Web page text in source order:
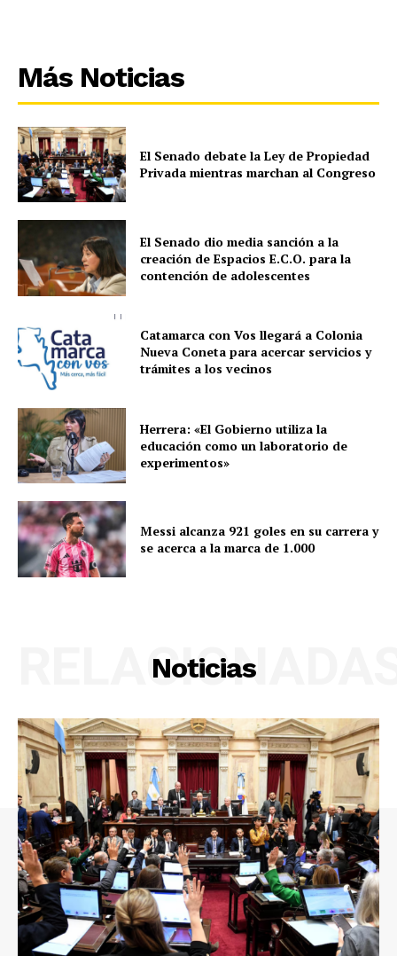
Más Noticias
El Senado debate la Ley de Propiedad
Privada mientras marchan al Congreso
El Senado dio media sanción a la
creación de Espacios E.C.O. para la
contención de adolescentes
Catamarca con Vos llegará a Colonia
Nueva Coneta para acercar servicios y
trámites a los vecinos
Herrera: «El Gobierno utiliza la
educación como un laboratorio de
experimentos»
Messi alcanza 921 goles en su carrera y
se acerca a la marca de 1.000
Noticias